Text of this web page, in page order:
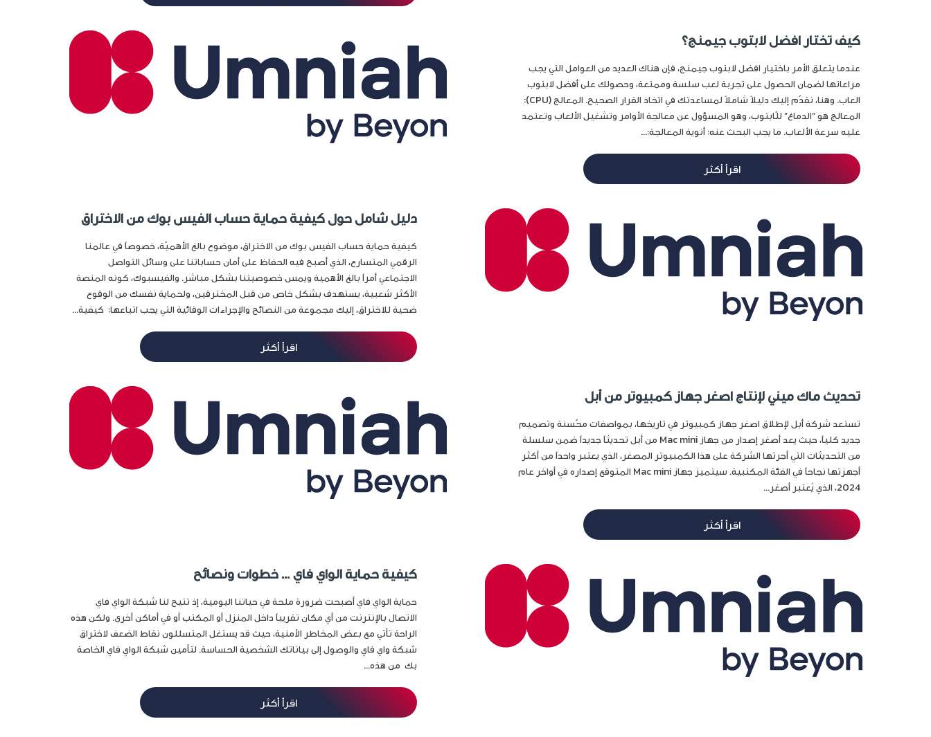
كيف تختار افضل لابتوب جيمنج؟
عندما يتعلق الأمر باختيار افضل لابتوب جيمنج، فإن هناك العديد من العوامل التي يجب
مراعاتها لضمان الحصول على تجربة لعب سلسة وممتعة، وحصولك على أفضل لابتوب
العاب. وهنا، نقدّم إليك دليلاً شاملاً لمساعدتك في اتخاذ القرار الصحيح. المعالج (CPU):
المعالج هو “الدماغ” للّابتوب، وهو المسؤول عن معالجة الأوامر وتشغيل الألعاب وتعتمد
عليه سرعة الألعاب. ما يجب البحث عنه: أنوية المعالجة:...
اقرأ أكثر
دليل شامل حول كيفية حماية حساب الفيس بوك من الاختراق
كيفية حماية حساب الفيس بوك من الاختراق، موضوع بالغ الأهميّة، خصوصاً في عالمنا
الرقمي المتسارع، الذي أصبح فيه الحفاظ على أمان حساباتنا على وسائل التواصل
الاجتماعي أمراً بالغ الأهمية ويمس خصوصيتنا بشكل مباشر. والفيسبوك، كونه المنصة
الأكثر شعبية، يستهدف بشكل خاص من قبل المخترقين، ولحماية نفسك من الوقوع
ضحية للاختراق، إليك مجموعة من النصائح والإجراءات الوقائية التي يجب اتباعها: كيفية...
اقرأ أكثر
تحديث ماك ميني لإنتاج اصغر جهاز كمبيوتر من أبل
تستعد شركة أبل لإطلاق اصغر جهاز كمبيوتر في تاريخها، بمواصفات محّسنة وتصميم
جديد كلياً، حيث يعد أصغر إصدار من جهاز Mac mini من أبل تحديثاً جديداً ضمن سلسلة
من التحديثات التي أجرتها الشركة على هذا الكمبيوتر المصغر، الذي يعتبر واحداً من أكثر
أجهزتها نجاحاً في الفئة المكتبية. سيتميز جهاز Mac mini المتوقع إصداره في أواخر عام
2024، الذي يُعتبر أصغر...
اقرأ أكثر
كيفية حماية الواي فاي … خطوات ونصائح
حماية الواي فاي أصبحت ضرورة ملحة في حياتنا اليومية، إذ تتيح لنا شبكة الواي فاي
الاتصال بالإنترنت من أي مكان تقريباً داخل المنزل أو المكتب أو في أماكن أخرى. ولكن هذه
الراحة تأتي مع بعض المخاطر الأمنية، حيث قد يستغل المتسللون نقاط الضعف لاختراق
شبكة واي فاي والوصول إلى بياناتك الشخصية الحساسة. لتأمين شبكة الواي فاي الخاصة
بك من هذه...
اقرأ أكثر